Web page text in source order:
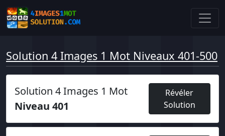
Solution 4 Images 1 Mot Niveaux 401-500
Solution 4 Images 1 Mot
Niveau 401
Révéler
Solution